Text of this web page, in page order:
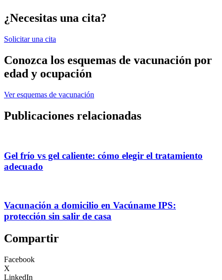
¿Necesitas una cita?
Solicitar una cita
Conozca los esquemas de vacunación por
edad y ocupación
Ver esquemas de vacunación
Publicaciones relacionadas
Gel frío vs gel caliente: cómo elegir el tratamiento
adecuado
Vacunación a domicilio en Vacúname IPS:
protección sin salir de casa
Compartir
Facebook
X
LinkedIn